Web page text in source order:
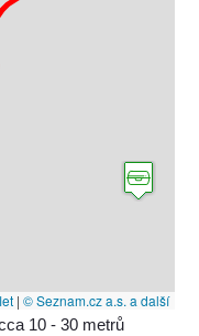
| © Seznam.cz a.s. a další
10 - 30 metrů